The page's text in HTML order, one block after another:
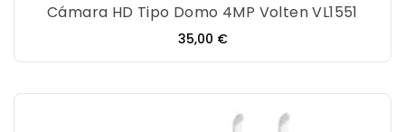
Cámara HD Tipo Domo 4MP Volten VL1551
Precio
35,00 €